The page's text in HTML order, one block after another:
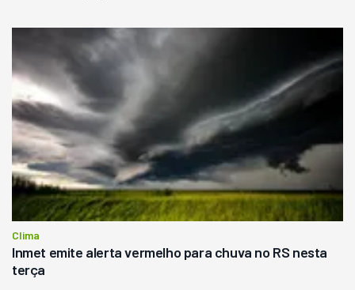
Clima
Inmet emite alerta vermelho para chuva no RS nesta
terça